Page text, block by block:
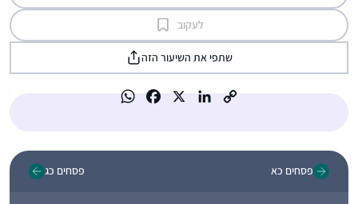
לעקוב
שתפי את השיעור הזה
פסחים כא פסחים כג